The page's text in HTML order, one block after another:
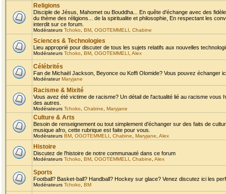
Religions
Disciple de Jésus, Mahomet ou Bouddha... En quête d'échange avec des
du thème des réligions... de la spiritualite et philosophie, En respectant les
interdit sur ce forum.
Modérateurs Tchoko BM OGOTEMMELI Chabine
Sciences & Technologies
Lieu approprié pour discuter de tous les sujets relatifs aux nouvelles
Modérateurs Tchoko BM OGOTEMMELI Alex
Célébrités
Fan de Michaël Jackson, Beyonce ou Koffi Olomide? Vous pouvez échanger
ModérateurMaryjane
Racisme & Mixité
Vous avez été victime de racisme? Un détail de l'actualité lié au racisme
des autres.
Modérateurs Tchoko Chabine Maryjane
Culture & Arts
Besoin de renseignement ou tout simplement d'échanger sur des faits de
musique afro, cette rubrique est faite pour vous.
Modérateurs BM OGOTEMMELI Chabine Maryjane Alex
Histoire
Discutez de l'histoire de notre communauté dans ce forum
Modérateurs Tchoko BM OGOTEMMELI Chabine Alex
Sports
Football? Basket-ball? Handball? Hockey sur glace? Venez discutez ici les
Modérateurs Tchoko BM